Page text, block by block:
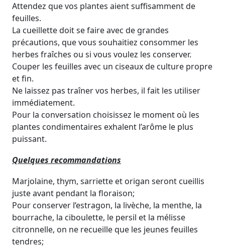
Attendez que vos plantes aient suffisamment de
feuilles.
La cueillette doit se faire avec de grandes
précautions, que vous souhaitiez consommer les
herbes fraîches ou si vous voulez les conserver.
Couper les feuilles avec un ciseaux de culture propre
et fin.
Ne laissez pas traîner vos herbes, il fait les utiliser
immédiatement.
Pour la conversation choisissez le moment où les
plantes condimentaires exhalent l’arôme le plus
puissant.
Quelques recommandations
Marjolaine, thym, sarriette et origan seront cueillis
juste avant pendant la floraison;
Pour conserver l’estragon, la livèche, la menthe, la
bourrache, la ciboulette, le persil et la mélisse
citronnelle, on ne recueille que les jeunes feuilles
tendres;